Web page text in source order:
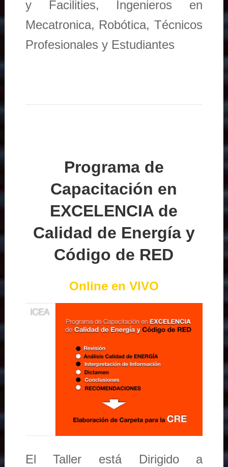
y Facilities, Ingenieros en
Mecatronica, Robótica, Técnicos
Profesionales y Estudiantes
Programa de
Capacitación en
EXCELENCIA de
Calidad de Energía y
Código de RED
Online en VIVO
El Taller está Dirigido a